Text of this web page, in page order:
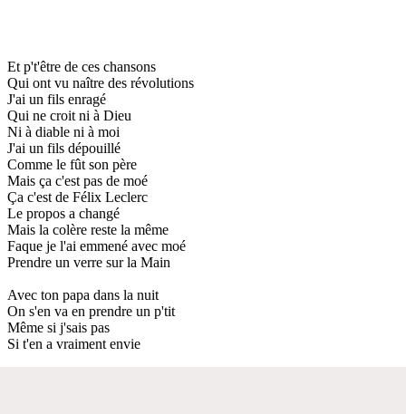
Et p't'être de ces chansons
Qui ont vu naître des révolutions
J'ai un fils enragé
Qui ne croit ni à Dieu
Ni à diable ni à moi
J'ai un fils dépouillé
Comme le fût son père
Mais ça c'est pas de moé
Ça c'est de Félix Leclerc
Le propos a changé
Mais la colère reste la même
Faque je l'ai emmené avec moé
Prendre un verre sur la Main
Avec ton papa dans la nuit
On s'en va en prendre un p'tit
Même si j'sais pas
Si t'en a vraiment envie